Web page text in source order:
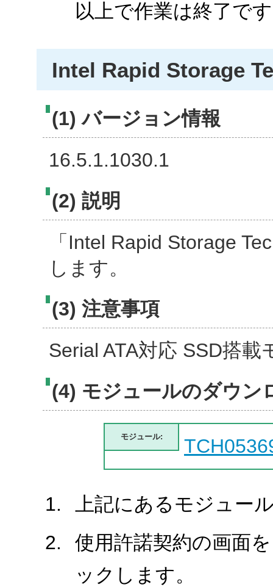
以上で作業は終了で
Intel Rapid Storage
(1) バージョン情報
16.5.1.1030.1
(2) 説明
「Intel Rapid Storage
します。
(3) 注意事項
Serial ATA対応 SSD搭載
(4) モジュールのダウン
モジュール:
上記にあるモジュー
使用許諾契約の画面
ックします。